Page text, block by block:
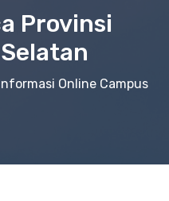
Provinsi
Online Campus